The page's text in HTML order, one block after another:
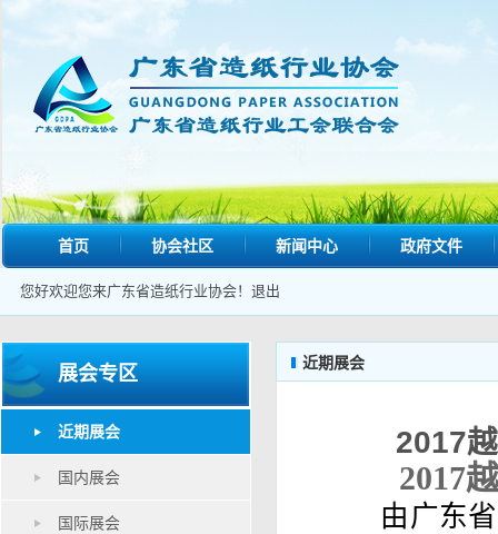
首页 协会社区 新闻中心 政府文件
您好欢迎您来广东省造纸行业协会！ 退出
展会专区
近期展会
国内展会
国际展会
近期展会
2017
2017
由广东